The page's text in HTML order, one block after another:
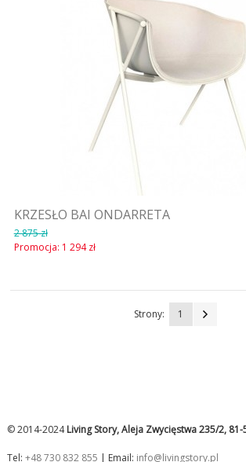
KRZESŁO BAI ONDARRETA
2 875 zł
Promocja: 1 294 zł
Strony: 1
© 2014-2024Living Story, Aleja Zwycięstwa 235/2,
Tel: +48 730 832 855 | Email: info@livingstory.pl